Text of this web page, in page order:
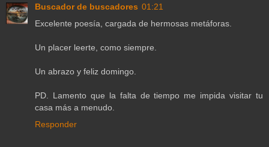
Buscador de buscadores 01:21
Excelente poesía, cargada de hermosas metáforas.
Un placer leerte, como siempre.
Un abrazo y feliz domingo.
PD. Lamento que la falta de tiempo me impida visitar tu
casa más a menudo.
Responder